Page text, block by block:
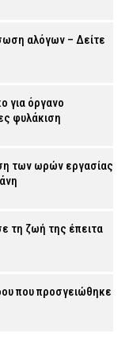
αλόγων – Δείτε
για όργανο
φυλάκιση
των ωρών εργασίας
τη ζωή της έπειτα
που προσγειώθηκε